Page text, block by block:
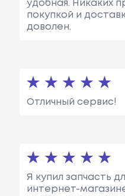
удобная. Никаких
покупкой и
доволен.
Отличный сервис!
Я купил запчасть
интернет-